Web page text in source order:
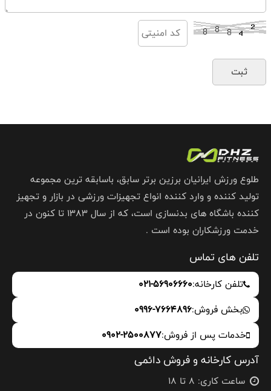
طلوع ورزش ایرانیان برزین برتر سابق، باسابقه ترین مجموعه
تولید کننده و وارد کننده انواع تجهیزات ورزشی در بازار و تجهیز
کننده باشگاه های بدنسازی است، که از سال 1383 تا کنون در
خدمت ورزشکاران بوده است .
تلفن های تماس
تلفن کارخانه:021-56906660
بخش فروش:0996-7664896
خدمات پس از فروش:0902-2500877
آدرس کارخانه و فروش دائمی
ساعت کاری: 8 تا 18